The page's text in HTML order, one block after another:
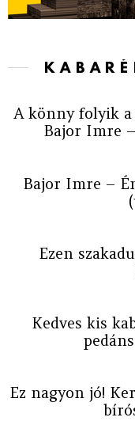
A könny folyik a
Bajor Imre
Bajor Imre –
Ezen
Kedves kis
Ez nagyon jó!